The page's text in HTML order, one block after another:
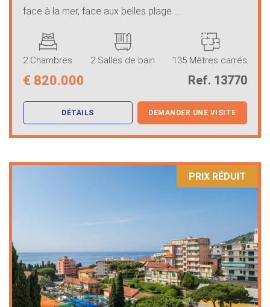
face à la mer, face aux belles plage ...
2 Chambres 2 Salles de bain 135 Mètres carrés
€ 820.000 Ref. 13770
DÉTAILS DEMANDER UNE VISITE
PRIX ​​RÉDUIT